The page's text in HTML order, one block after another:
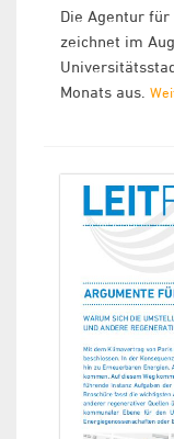
Die Agentur für
zeichnet im
Monats aus.